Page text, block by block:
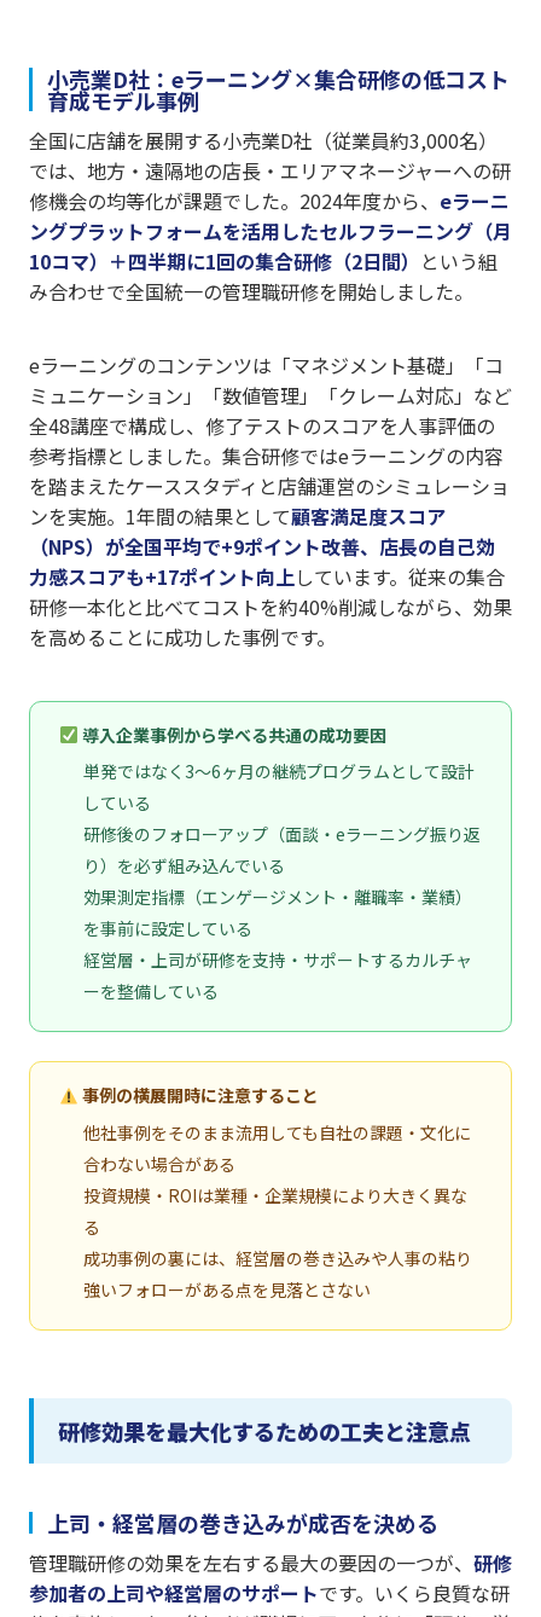
小売業D社：eラーニング×集合研修の低コスト
育成モデル事例
全国に店舗を展開する小売業D社（従業員約3,000名）
では、地方・遠隔地の店長・エリアマネージャーへの研
修機会の均等化が課題でした。2024年度から、 eラーニ
ングプラットフォームを活用したセルフラーニング（月
10コマ）＋四半期に1回の集合研修（2日間） という組
み合わせで全国統一の管理職研修を開始しました。
eラーニングのコンテンツは「マネジメント基礎」「コ
ミュニケーション」「数値管理」「クレーム対応」など
全48講座で構成し、修了テストのスコアを人事評価の
参考指標としました。集合研修ではeラーニングの内容
を踏まえたケーススタディと店舗運営のシミュレーショ
ンを実施。1年間の結果として顧客満足度スコア
（NPS）が全国平均で+9ポイント改善、店長の自己効
力感スコアも+17ポイント向上しています。従来の集合
研修一本化と比べてコストを約40%削減しながら、効果
を高めることに成功した事例です。
導入企業事例から学べる共通の成功要因
単発ではなく3〜6ヶ月の継続プログラムとして設計
している
研修後のフォローアップ（面談・eラーニング振り返
り）を必ず組み込んでいる
効果測定指標（エンゲージメント・離職率・業績）
を事前に設定している
経営層・上司が研修を支持・サポートするカルチャ
ーを整備している
事例の横展開時に注意すること
他社事例をそのまま流用しても自社の課題・文化に
合わない場合がある
投資規模・ROIは業種・企業規模により大きく異な
る
成功事例の裏には、経営層の巻き込みや人事の粘り
強いフォローがある点を見落とさない
研修効果を最大化するための工夫と注意点
上司・経営層の巻き込みが成否を決める
管理職研修の効果を左右する最大の要因の一つが、 研修
参加者の上司や経営層のサポートです。いくら良質な研